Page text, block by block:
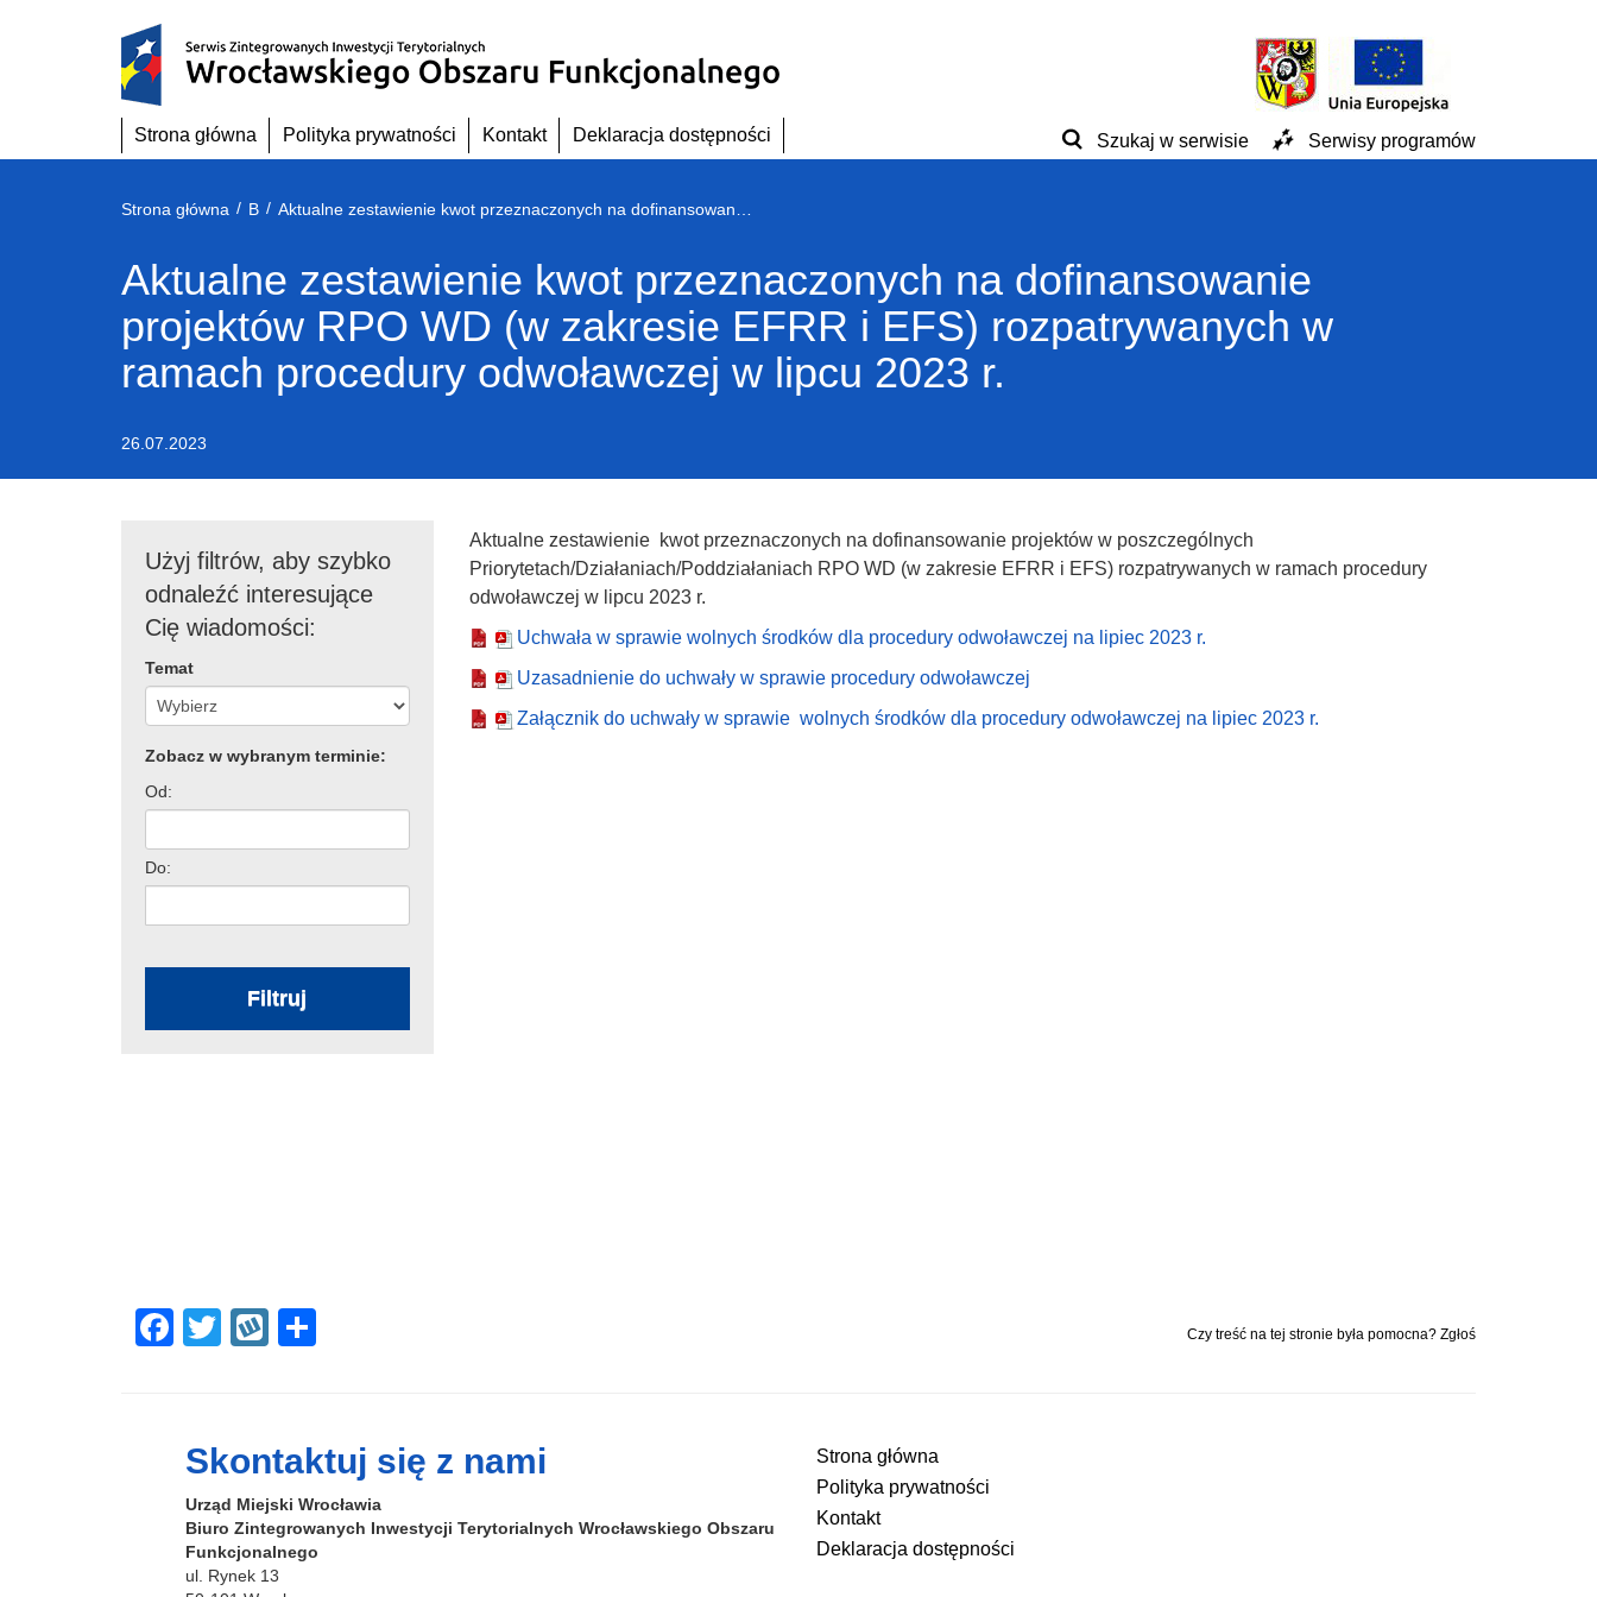
Strona główna Polityka prywatności Kontakt Deklaracja dostępności Szukaj w serwisie Serwisy programów
Strona główna / B /
Aktualne zestawienie kwot przeznaczonych na dofinansowanie
projektów RPO WD (w zakresie EFRR i EFS) rozpatrywanych w
ramach procedury odwoławczej w lipcu 2023 r.
26.07.2023
Użyj filtrów, aby szybko
odnaleźć interesujące
Cię wiadomości:
Temat
Zobacz w wybranym terminie:
Od:
Do:
Filtruj
Aktualne zestawienie kwot przeznaczonych na dofinansowanie projektów w poszczególnych
Priorytetach/Działaniach/Poddziałaniach RPO WD (w zakresie EFRR i EFS) rozpatrywanych w ramach procedury
odwoławczej w lipcu 2023 r.
Uchwała w sprawie wolnych środków dla procedury odwoławczej na lipiec 2023 r.
Uzasadnienie do uchwały w sprawie procedury odwoławczej
Załącznik do uchwały w sprawie wolnych środków dla procedury odwoławczej na lipiec 2023 r.
F
e
b
o
o
T
W
p
e
Czy treść na tej stronie była pomocna? Zgłoś
Skontaktuj się z nami
Urząd Miejski Wrocławia
Biuro Zintegrowanych Inwestycji Terytorialnych Wrocławskiego Obszaru
Funkcjonalnego
ul. Rynek 13
Strona główna
Polityka prywatności
Kontakt
Deklaracja dostępności